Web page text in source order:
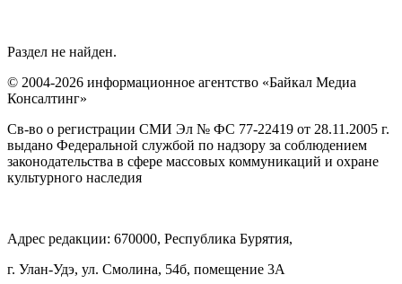
Раздел не найден.
© 2004-2026 информационное агентство «Байкал Медиа
Консалтинг»
Св-во о регистрации СМИ Эл № ФС 77-22419 от 28.11.2005 г.
выдано Федеральной службой по надзору за соблюдением
законодательства в сфере массовых коммуникаций и охране
культурного наследия
Адрес редакции: 670000, Республика Бурятия,
г. Улан-Удэ, ул. Смолина, 54б, помещение 3А